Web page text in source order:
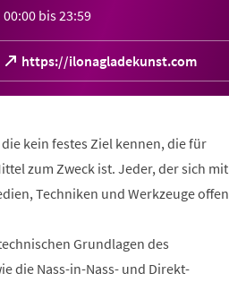
00:00 bis23:59
https://ilonagladekunst.com
(Öffnet
in
einem
kein festes Ziel kennen, die für
zum Zweck ist. Jeder, der sich mit
Techniken und Werkzeuge offen
Grundlagen des
die Nass-in-Nass- und Direkt-